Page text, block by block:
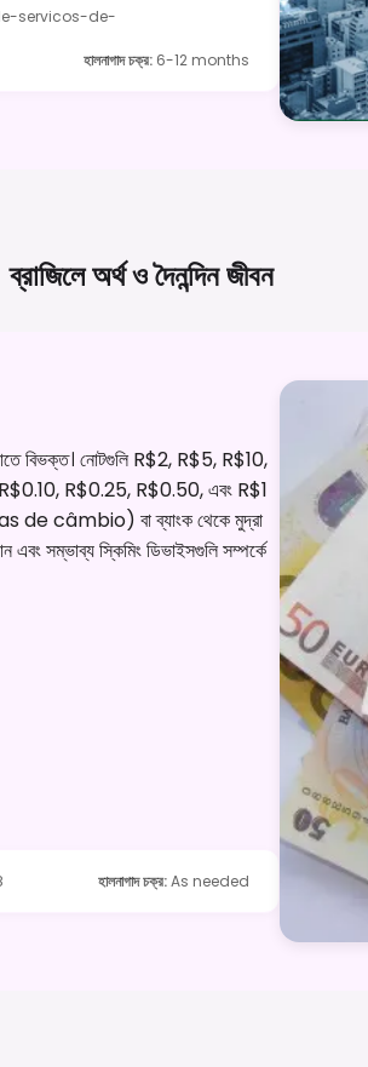
servicos-de-
হালনাগাদ চক্র: 6-12 months
ব্রাজিলে অর্থ ও দৈনন্দিনজীবন
বিভক্ত। নোটগুলি R$2, R$5, R$10,
R$0.25, R$0.50, এবং R$1
de câmbio) বা ব্যাংক থেকে মুদ্রা
এবং সম্ভাব্য স্কিমিং ডিভাইসগুলি সম্পর্কে
হালনাগাদ চক্র:As needed